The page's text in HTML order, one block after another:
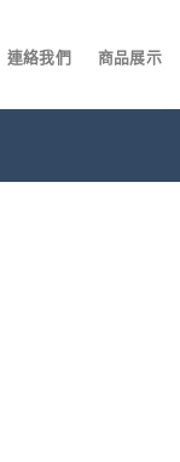
連絡我們 商品展示